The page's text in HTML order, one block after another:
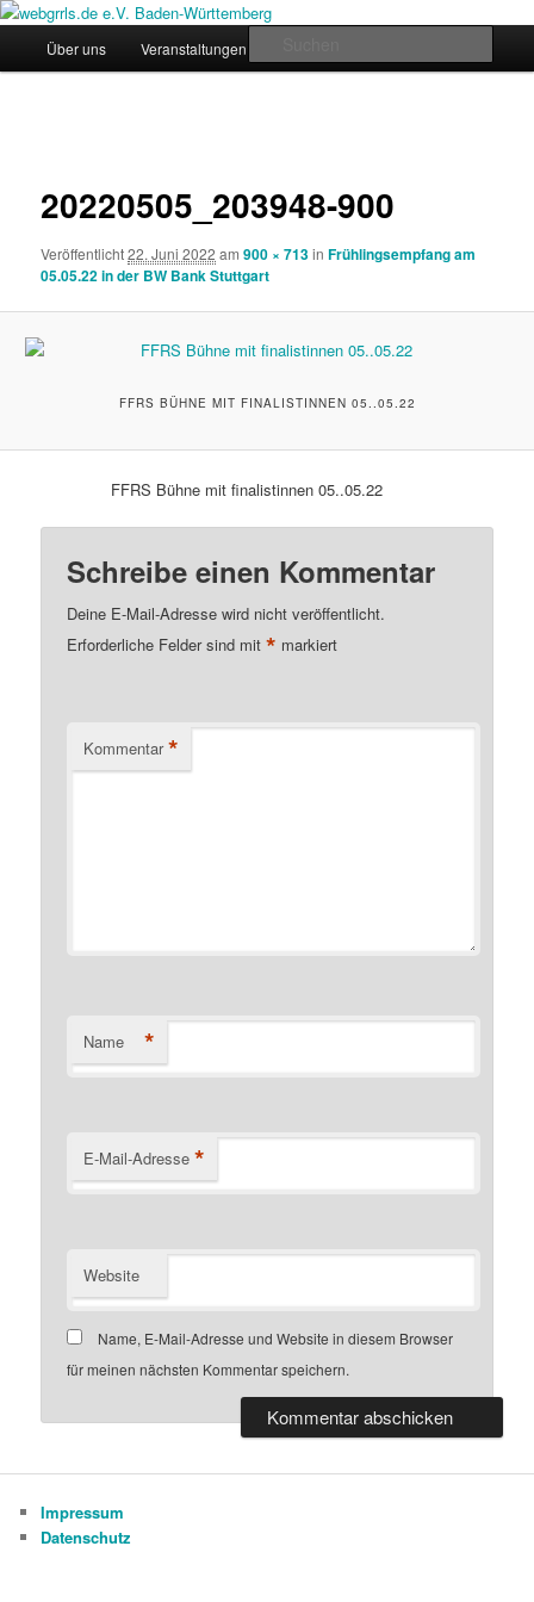
Zum
primären
Regiogruppe Baden-Württemberg der webgrrls.de e.V.
HauptmenüÜber uns Veranstaltungen
20220505_203948-900
Veröffentlicht22. Juni 2022 am900 × 713inFrühlingsempfang am
05.05.22 in der BW Bank Stuttgart
FFRS BÜHNE MIT FINALISTINNEN 05..05.22
FFRS Bühne mit finalistinnen 05..05.22
Schreibe einen Kommentar
Deine E-Mail-Adresse wird nicht veröffentlicht.
Erforderliche Felder sind mit* markiert
Kommentar *
Name *
E-Mail-Adresse *
Website
Name, E-Mail-Adresse und Website in diesem Browser
für meinen nächsten Kommentar speichern.
Impressum
Datenschutz